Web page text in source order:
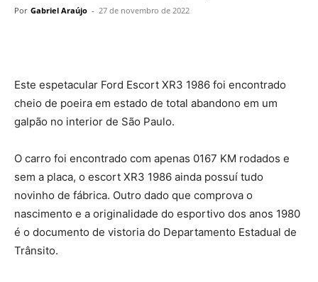
Por Gabriel Araújo - 27 de novembro de 2022
Este espetacular Ford Escort XR3 1986 foi encontrado
cheio de poeira em estado de total abandono em um
galpão no interior de São Paulo.
O carro foi encontrado com apenas 0167 KM rodados e
sem a placa, o escort XR3 1986 ainda possuí tudo
novinho de fábrica. Outro dado que comprova o
nascimento e a originalidade do esportivo dos anos 1980
é o documento de vistoria do Departamento Estadual de
Trânsito.